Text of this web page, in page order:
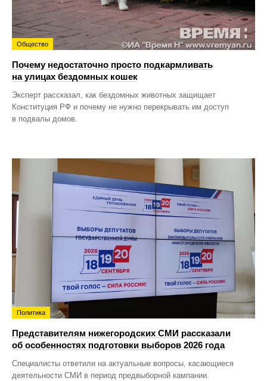
Общество
Почему недостаточно просто подкармливать
на улицах бездомных кошек
Эксперт рассказал, как бездомных животных защищает
Конституция РФ и почему не нужно перекрывать им доступ
в подвалы домов.
Политика
Представителям нижегородских СМИ рассказали
об особенностях подготовки выборов 2026 года
Специалисты ответили на актуальные вопросы, касающиеся
деятельности СМИ в период предвыборной кампании.